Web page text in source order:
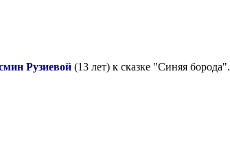
Рузиевой (13 лет) к сказке "Синяя борода".